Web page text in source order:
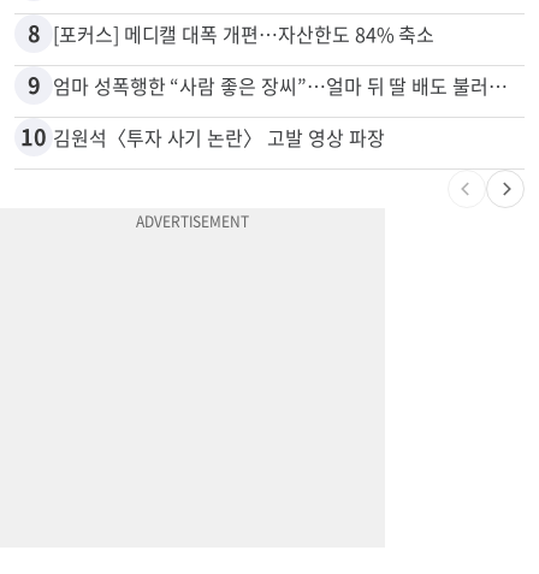
7 '14년째 도피' 한인 간호사 공개 수배…메디케어 사기 유죄
8 [포커스] 메디캘 대폭 개편…자산한도 84% 축소
9